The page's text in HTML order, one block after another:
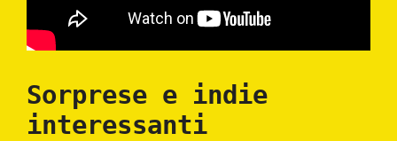
Sorprese e indie
interessanti